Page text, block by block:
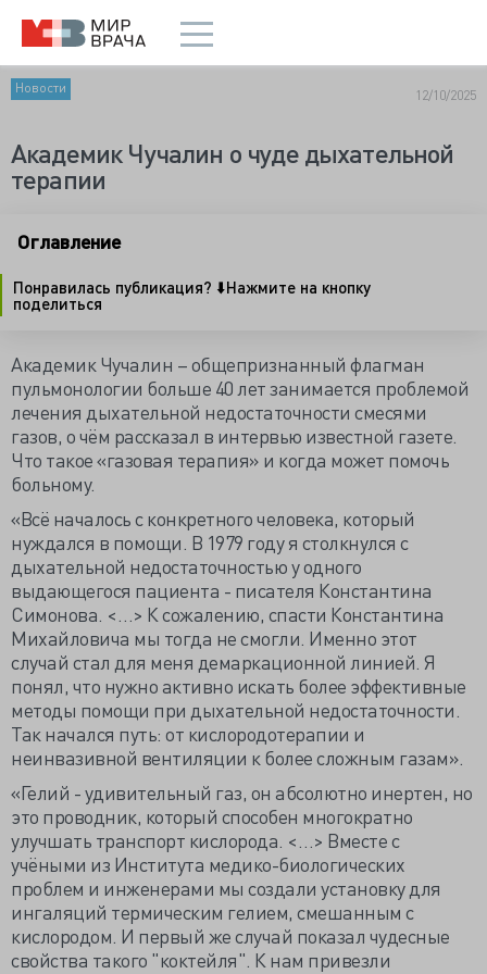
Новости 12/10/2025
Академик Чучалин о чуде дыхательной
терапии
Оглавление
Понравилась публикация? ⬇️Нажмите на кнопку
поделиться
Академик Чучалин – общепризнанный флагман
пульмонологии больше 40 лет занимается проблемой
лечения дыхательной недостаточности смесями
газов, о чём рассказал в интервью известной газете.
Что такое «газовая терапия» и когда может помочь
больному.
«Всё началось с конкретного человека, который
нуждался в помощи. В 1979 году я столкнулся с
дыхательной недостаточностью у одного
выдающегося пациента - писателя Константина
Симонова. <…> К сожалению, спасти Константина
Михайловича мы тогда не смогли. Именно этот
случай стал для меня демаркационной линией. Я
понял, что нужно активно искать более эффективные
методы помощи при дыхательной недостаточности.
Так начался путь: от кислородотерапии и
неинвазивной вентиляции к более сложным газам».
«Гелий - удивительный газ, он абсолютно инертен, но
это проводник, который способен многократно
улучшать транспорт кислорода. <…> Вместе с
учёными из Института медико-биологических
проблем и инженерами мы создали установку для
ингаляций термическим гелием, смешанным с
кислородом. И первый же случай показал чудесные
свойства такого "коктейля". К нам привезли